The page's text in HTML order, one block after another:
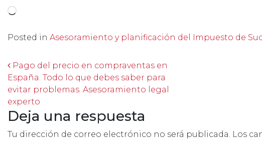
Cargando...
Posted in Asesoramiento y planificación del Impuesto de
Post navigation
Pago del precio en compraventas en
España. Todo lo que debes saber para
evitar problemas. Asesoramiento legal
experto
Deja una respuesta
Tu dirección de correo electrónico no será publicada. Los